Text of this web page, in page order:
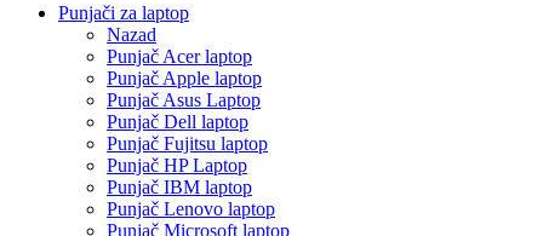
Punjači za laptop
Nazad
Punjač Acer laptop
Punjač Apple laptop
Punjač Asus Laptop
Punjač Dell laptop
Punjač Fujitsu laptop
Punjač HP Laptop
Punjač IBM laptop
Punjač Lenovo laptop
Punjač Microsoft laptop